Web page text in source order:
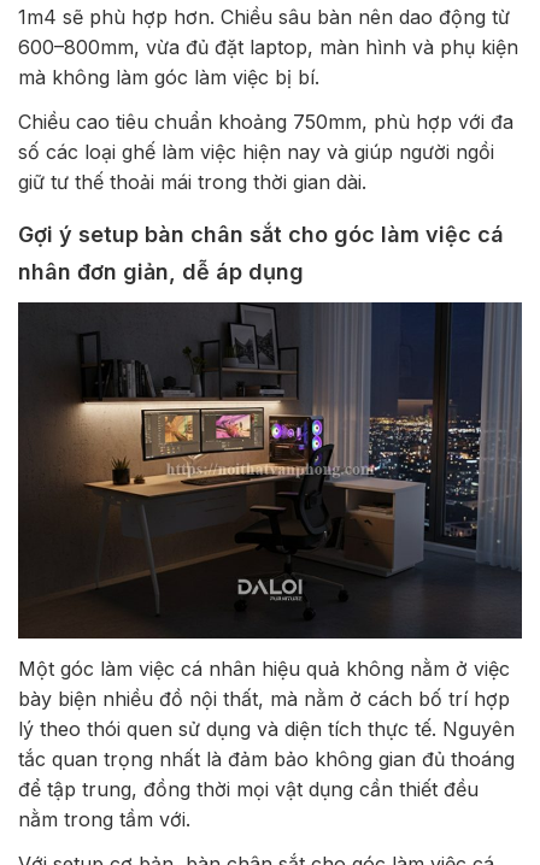
1m4 sẽ phù hợp hơn. Chiều sâu bàn nên dao động từ
600–800mm, vừa đủ đặt laptop, màn hình và phụ kiện
mà không làm góc làm việc bị bí.
Chiều cao tiêu chuẩn khoảng 750mm, phù hợp với đa
số các loại ghế làm việc hiện nay và giúp người ngồi
giữ tư thế thoải mái trong thời gian dài.
Gợi ý setup bàn chân sắt cho góc làm việc cá
nhân đơn giản, dễ áp dụng
Một góc làm việc cá nhân hiệu quả không nằm ở việc
bày biện nhiều đồ nội thất, mà nằm ở cách bố trí hợp
lý theo thói quen sử dụng và diện tích thực tế. Nguyên
tắc quan trọng nhất là đảm bảo không gian đủ thoáng
để tập trung, đồng thời mọi vật dụng cần thiết đều
nằm trong tầm với.